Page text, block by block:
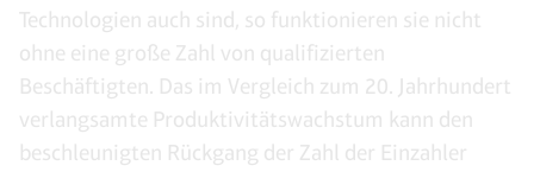
Technologien auch sind, so funktionieren sie nicht
ohne eine große Zahl von qualifizierten
Beschäftigten. Das im Vergleich zum 20. Jahrhundert
verlangsamte Produktivitätswachstum kann den
beschleunigten Rückgang der Zahl der Einzahler